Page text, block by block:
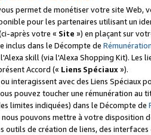
permet de monétiser votre site Web,
pour les partenaires utilisant un
après votre « Site ») en plaçant sur
inclus dans le Décompte de
skill (via l'Alexa Shopping Kit).
Accord (« Liens Spéciaux»).
interagissent avec des Liens Spéciaux
pouvez toucher une rémunération
limites indiquées) dans le Décompte de
nous pouvons mettre à votre disposition
outils de création de liens, des